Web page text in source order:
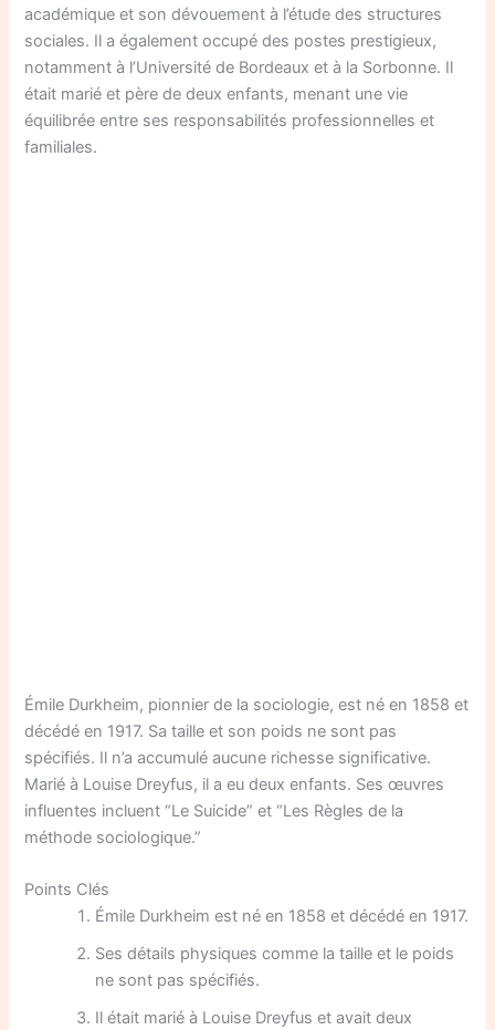
académique et son dévouement à l’étude des structures
sociales. Il a également occupé des postes prestigieux,
notamment à l’Université de Bordeaux et à la Sorbonne. Il
était marié et père de deux enfants, menant une vie
équilibrée entre ses responsabilités professionnelles et
familiales.
Émile Durkheim, pionnier de la sociologie, est né en 1858 et
décédé en 1917. Sa taille et son poids ne sont pas
spécifiés. Il n’a accumulé aucune richesse significative.
Marié à Louise Dreyfus, il a eu deux enfants. Ses œuvres
influentes incluent “Le Suicide” et “Les Règles de la
méthode sociologique.”
Points Clés
Émile Durkheim est né en 1858 et décédé en 1917.
Ses détails physiques comme la taille et le poids
ne sont pas spécifiés.
Il était marié à Louise Dreyfus et avait deux